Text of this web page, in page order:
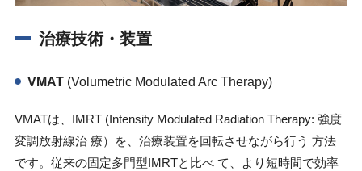
治療技術・装置
VMAT (Volumetric Modulated Arc Therapy)
VMATは、 IMRT (Intensity Modulated Radiation Therapy: 強度
変調放射線治 療）を、治療装置を回転させながら行う 方法
です。従来の固定多門型IMRTと比べ て、より短時間で効率